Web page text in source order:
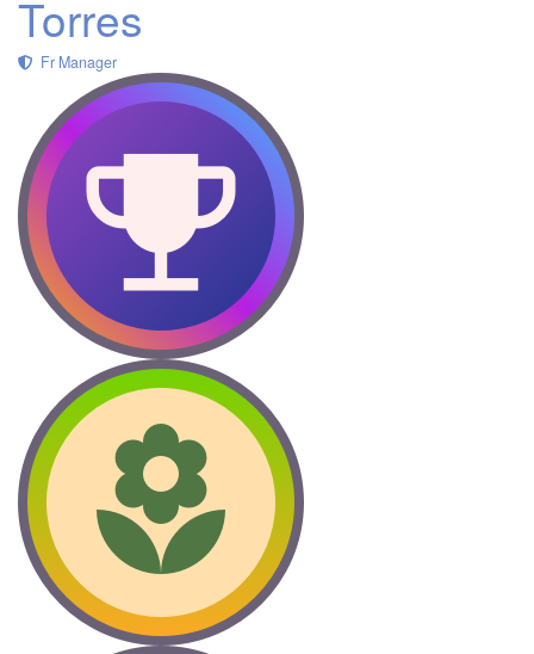
Torres
Fr Manager